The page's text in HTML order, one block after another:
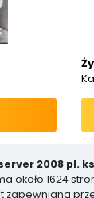
prawny
2008 pl.
około 1624
zapewniana